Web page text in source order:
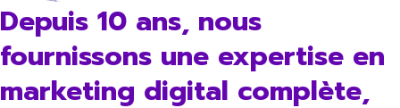
Depuis 10 ans, nous
fournissons une expertise en
marketing digital complète,